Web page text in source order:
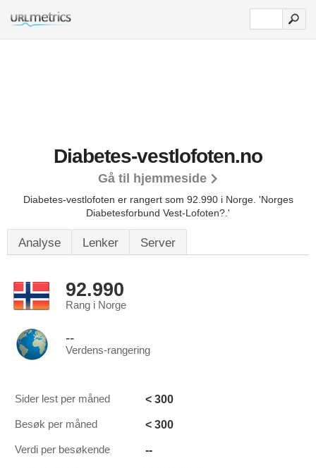
Diabetes-vestlofoten.no
Gå til hjemmeside
Diabetes-vestlofoten er rangert som 92.990 i Norge. 'Norges
Diabetesforbund Vest-Lofoten?.'
Analyse Lenker Server
92.990
Rang i Norge
--
Verdens-rangering
Sider lest per måned < 300
Besøk per måned < 300
Verdi per besøkende --